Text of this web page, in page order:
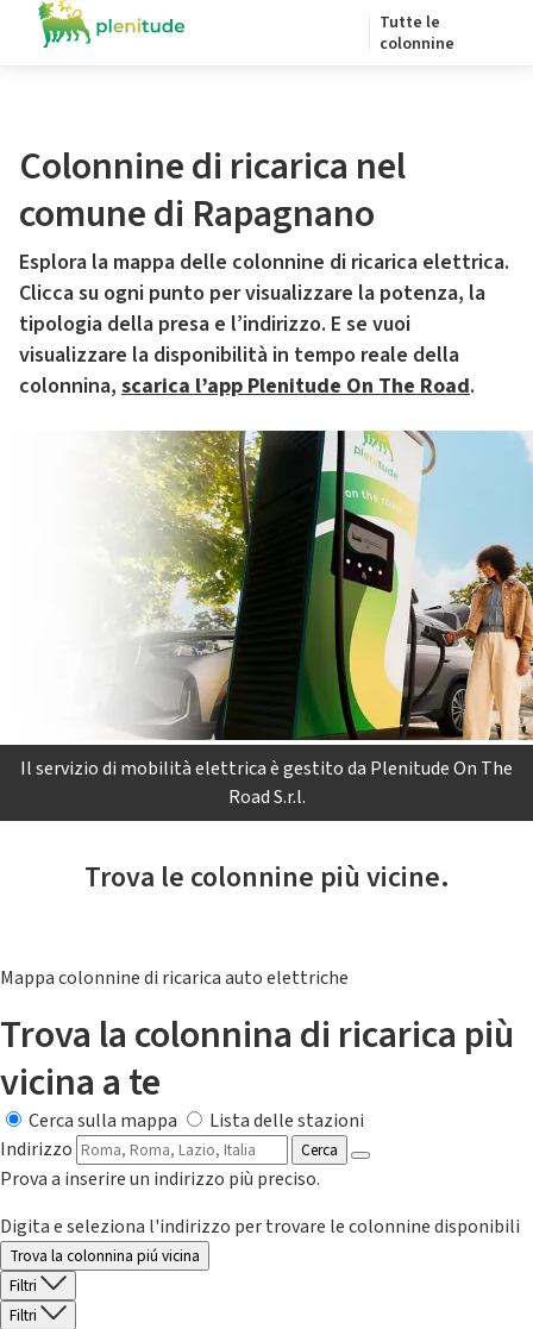
Tutte le
colonnine
Colonnine di ricarica nel
comune di Rapagnano
Esplora la mappa delle colonnine di ricarica elettrica.
Clicca su ogni punto per visualizzare la potenza, la
tipologia della presa e l’indirizzo. E se vuoi
visualizzare la disponibilità in tempo reale della
colonnina, scarica l’app Plenitude On The Road.
Il servizio di mobilità elettrica è gestito da Plenitude On The
Road S.r.l.
Trova le colonnine più vicine.
Mappa colonnine di ricarica auto elettriche
Trova la colonnina di ricarica più
vicina a te
Cerca sulla mappa
Lista delle stazioni
Indirizzo
Cerca
Prova a inserire un indirizzo più preciso.
Digita e seleziona l'indirizzo per trovare le colonnine disponibili
Trova la colonnina piú vicina
Filtri
Filtri